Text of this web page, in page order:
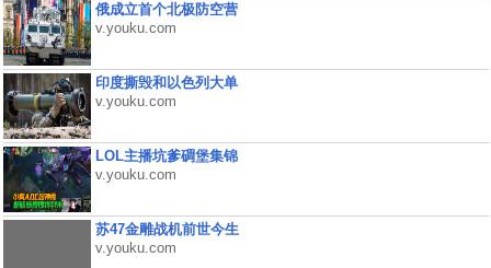
俄成立首个北极防空营
v.youku.com
印度撕毁和以色列大单
v.youku.com
LOL主播坑爹碉堡集锦
v.youku.com
苏47金雕战机前世今生
v.youku.com